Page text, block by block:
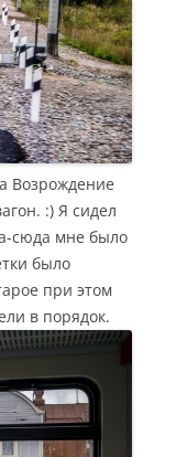
Возрождение
:) Я сидел
сюда мне было
было
при этом
в порядок.